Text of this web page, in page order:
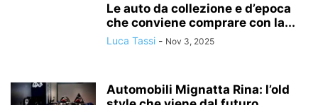
Le auto da collezione e d’epoca
che conviene comprare con la...
Luca Tassi - Nov 3, 2025
Automobili Mignatta Rina: l’old